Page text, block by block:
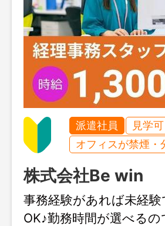
派遣社員 見学可
オフィスが禁煙・
株式会社Be win
事務経験があれば未経
OK♪勤務時間が選べる